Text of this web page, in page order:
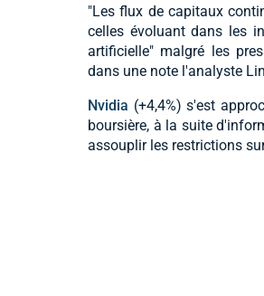
"Les flux de capitaux
celles évoluant dans les
artificielle" malgré les
dans une note l'analyste
Nvidia (+4,4%) s'est
boursière, à la suite
assouplir les restrictions